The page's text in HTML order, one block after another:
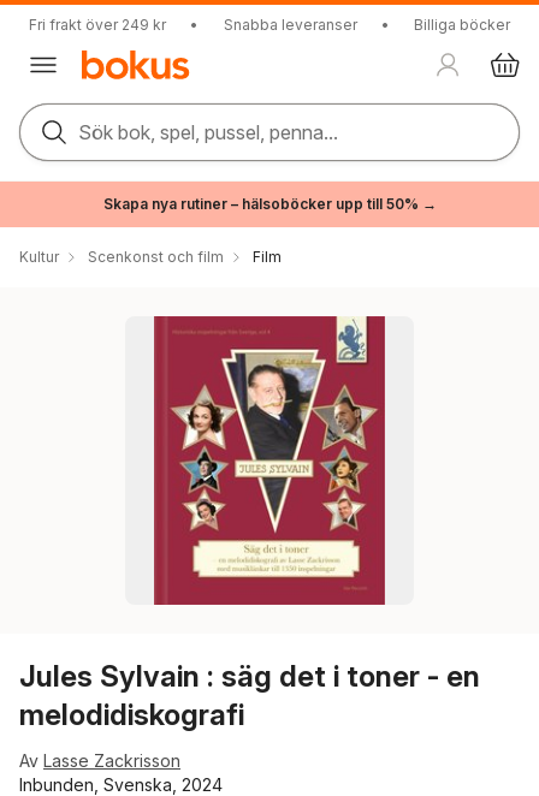
Fri frakt över 249 kr • Snabba leveranser • Billiga böcker
Sök bok, spel, pussel, penna...
Skapa nya rutiner – hälsoböcker upp till 50% →
Kultur Scenkonst och film Film
Jules Sylvain : säg det i toner - en
melodidiskografi
Av Lasse Zackrisson
Inbunden, Svenska, 2024